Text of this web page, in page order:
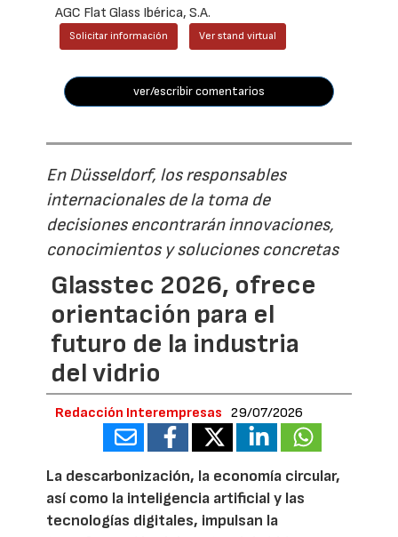
AGC Flat Glass Ibérica, S.A.
Solicitar información Ver stand virtual
ver/escribir comentarios
En Düsseldorf, los responsables
internacionales de la toma de
decisiones encontrarán innovaciones,
conocimientos y soluciones concretas
Glasstec 2026, ofrece
orientación para el
futuro de la industria
del vidrio
Redacción Interempresas 29/07/2026
La descarbonización, la economía circular,
así como la inteligencia artificial y las
tecnologías digitales, impulsan la